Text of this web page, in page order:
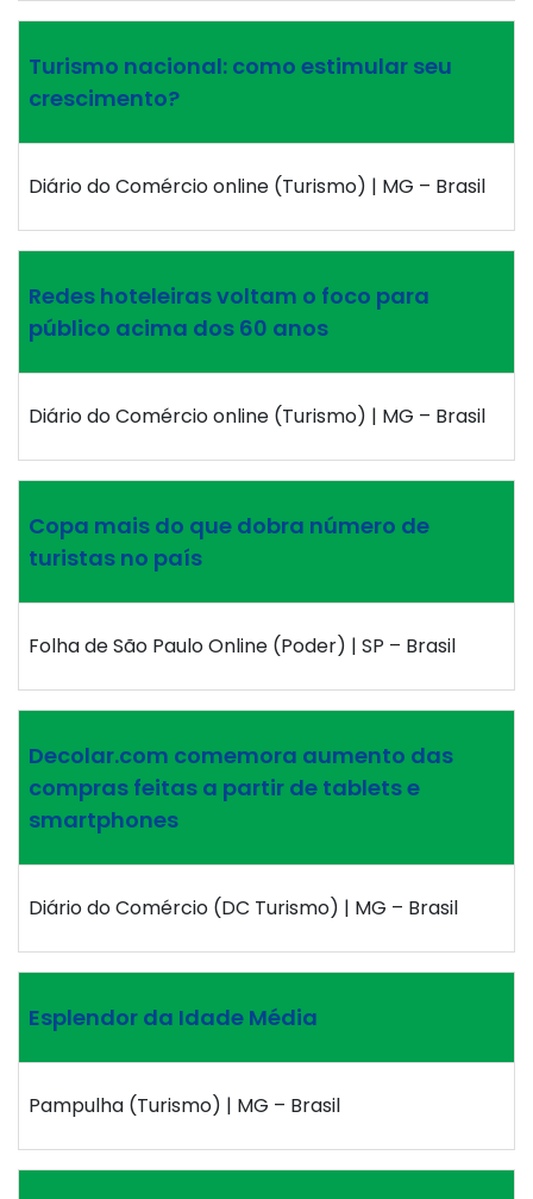
Turismo nacional: como estimular seu
crescimento?
Diário do Comércio online (Turismo) | MG – Brasil
Redes hoteleiras voltam o foco para
público acima dos 60 anos
Diário do Comércio online (Turismo) | MG – Brasil
Copa mais do que dobra número de
turistas no país
Folha de São Paulo Online (Poder) | SP – Brasil
Decolar.com comemora aumento das
compras feitas a partir de tablets e
smartphones
Diário do Comércio (DC Turismo) | MG – Brasil
Esplendor da Idade Média
Pampulha (Turismo) | MG – Brasil